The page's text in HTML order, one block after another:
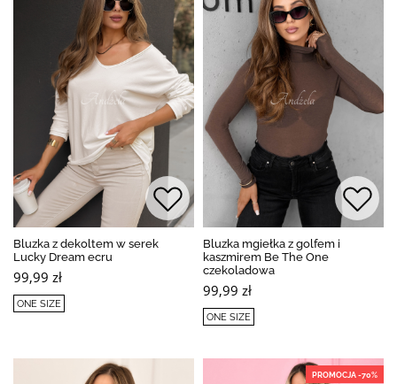
Bluzka z dekoltem w serek
Lucky Dream ecru
99,99 zł
ONE SIZE
Bluzka mgiełka z golfem i
kaszmirem Be The One
czekoladowa
99,99 zł
ONE SIZE
PROMOCJA -70%